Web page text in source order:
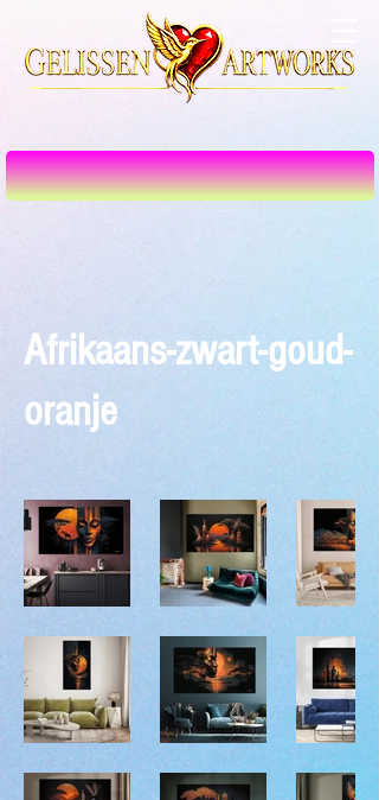
Afrikaans-zwart-goud-
oranje